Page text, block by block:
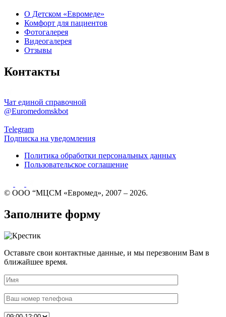
О Детском «Евромеде»
Комфорт для пациентов
Фотогалерея
Видеогалерея
Отзывы
Контакты
Чат единой справочной
@Euromedomskbot
Telegram
Подписка на уведомления
Политика обработки персональных данных
Пользовательское соглашение
© ООО “МЦСМ «Евромед», 2007 – 2026.
Заполните форму
Оставьте свои контактные данные, и мы перезвоним Вам в
ближайшее время.